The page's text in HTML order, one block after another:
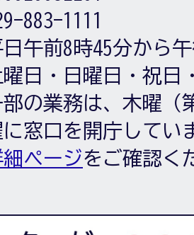
883-1111
日午前8時45分から
曜日・日曜日・祝日
部の業務は、木曜（
に窓口を開庁してい
細ページをご確認く